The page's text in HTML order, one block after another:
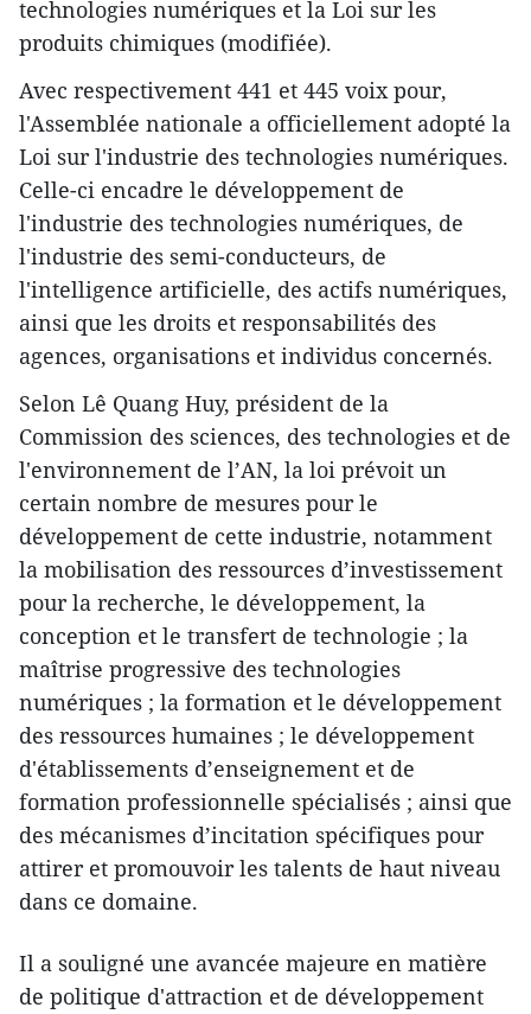
technologies numériques et la Loi sur les
produits chimiques (modifiée).
Avec respectivement 441 et 445 voix pour,
l'Assemblée nationale a officiellement adopté la
Loi sur l'industrie des technologies numériques.
Celle-ci encadre le développement de
l'industrie des technologies numériques, de
l'industrie des semi-conducteurs, de
l'intelligence artificielle, des actifs numériques,
ainsi que les droits et responsabilités des
agences, organisations et individus concernés.
Selon Lê Quang Huy, président de la
Commission des sciences, des technologies et de
l'environnement de l’AN, la loi prévoit un
certain nombre de mesures pour le
développement de cette industrie, notamment
la mobilisation des ressources d’investissement
pour la recherche, le développement, la
conception et le transfert de technologie ; la
maîtrise progressive des technologies
numériques ; la formation et le développement
des ressources humaines ; le développement
d'établissements d’enseignement et de
formation professionnelle spécialisés ; ainsi que
des mécanismes d’incitation spécifiques pour
attirer et promouvoir les talents de haut niveau
dans ce domaine.
Il a souligné une avancée majeure en matière
de politique d'attraction et de développement